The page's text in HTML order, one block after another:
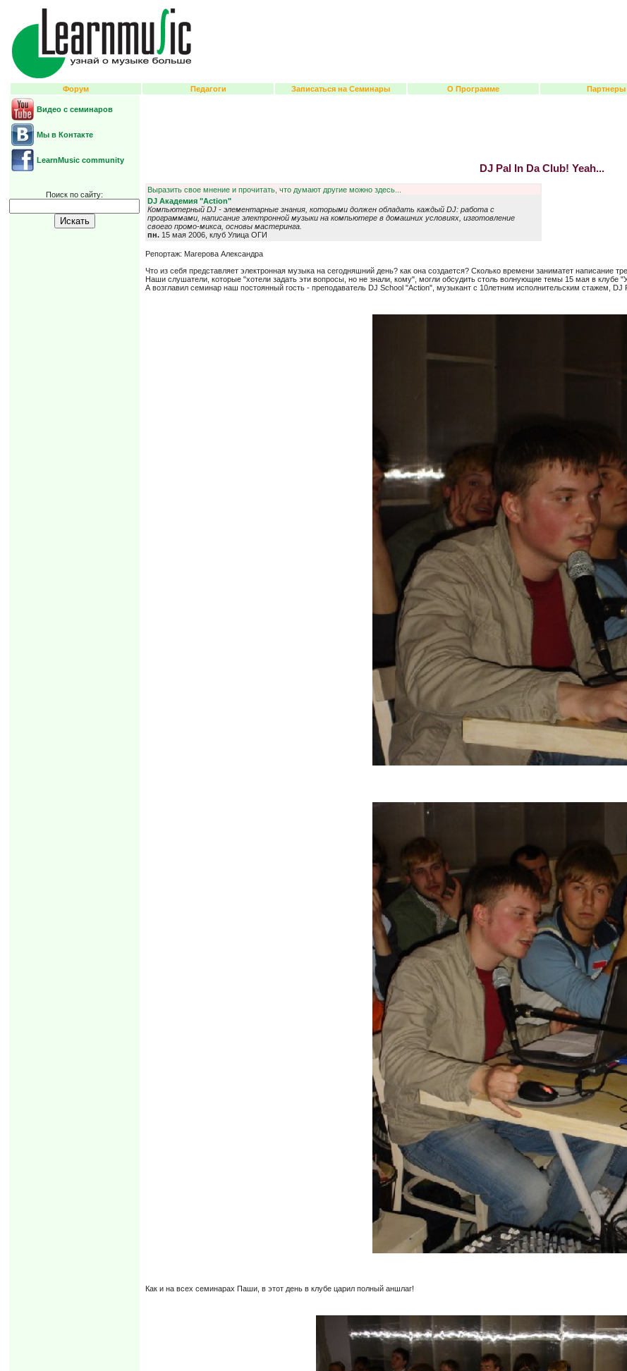
Форум Педагоги Записаться на Семинары О Программе Партнеры
Видео с семинаров
Мы в Контакте
LearnMusic community
Поиск по сайту:
DJ Pal In Da Club! Yeah...
Выразить свое мнение и прочитать, что думают другие можно здесь...
DJ Академия "Action"
Компьютерный DJ - элементарные знания, которыми должен обладать каждый DJ: работа с
программами, написание электронной музыки на компьютере в домашних условиях, изготовление
своего промо-микса, основы мастеринга.
пн. 15 мая 2006, клуб Улица ОГИ
Репортаж: Магерова Александра
Что из себя представляет электронная музыка на сегодняшний день? как она создается? Сколько времени заниматет написание
Наши слушатели, которые "хотели задать эти вопросы, но не знали, кому", могли обсудить столь волнующие темы 15 мая в клубе
А возглавил семинар наш постоянный гость - преподаватель DJ School "Action", музыкант с 10летним исполнительским стажем, DJ
Как и на всех семинарах Паши, в этот день в клубе царил полный аншлаг!